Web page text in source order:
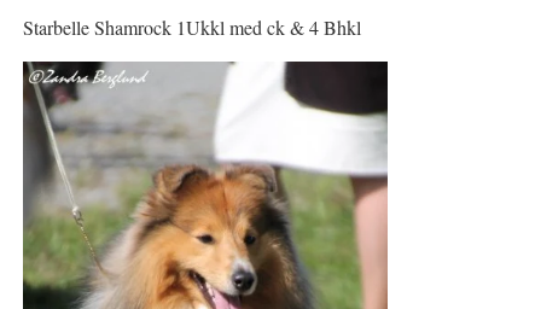
Starbelle Shamrock 1Ukkl med ck & 4 Bhkl